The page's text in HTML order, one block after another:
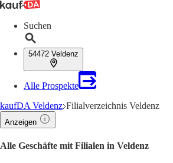
Suchen
54472 Veldenz
Alle Prospekte
kaufDA Veldenz Filialverzeichnis Veldenz
Anzeigen
Alle Geschäfte mit Filialen in Veldenz